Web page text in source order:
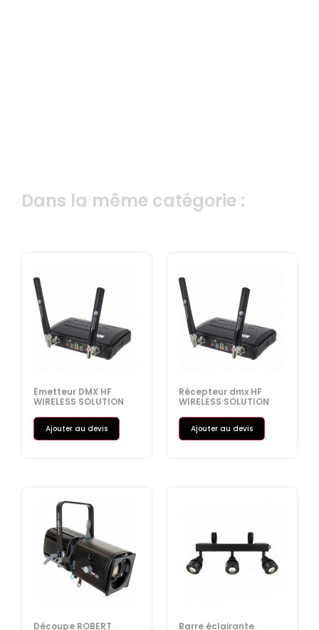
Dans la même catégorie :
Emetteur DMX HF
WIRELESS SOLUTION
Ajouter au devis
Récepteur dmx HF
WIRELESS SOLUTION
Ajouter au devis
Découpe ROBERT
Barre éclairante